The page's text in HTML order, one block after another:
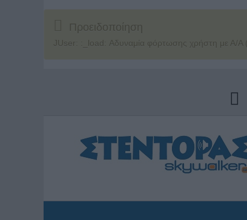
Προειδοποίηση
JUser: :_load: Αδυναμία φόρτωσης χρήστη με Α/Α